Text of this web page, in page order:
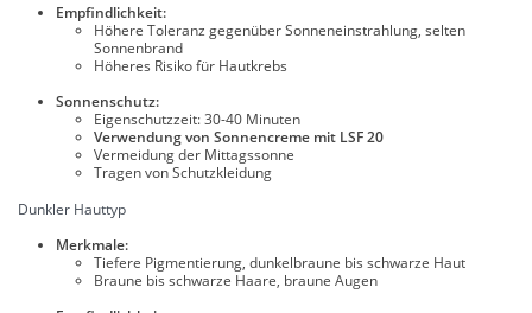
Empfindlichkeit:
Höhere Toleranz gegenüber Sonneneinstrahlung, selten
Sonnenbrand
Höheres Risiko für Hautkrebs
Sonnenschutz:
Eigenschutzzeit: 30-40 Minuten
Verwendung von Sonnencreme mit LSF 20
Vermeidung der Mittagssonne
Tragen von Schutzkleidung
Dunkler Hauttyp
Merkmale:
Tiefere Pigmentierung, dunkelbraune bis schwarze Haut
Braune bis schwarze Haare, braune Augen